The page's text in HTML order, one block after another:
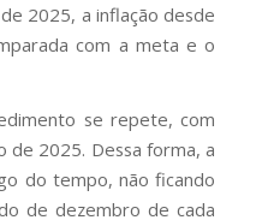
2025, a inflação desde
com a meta e o
se repete, com
de 2025. Dessa forma, a
do tempo, não ficando
de dezembro de cada